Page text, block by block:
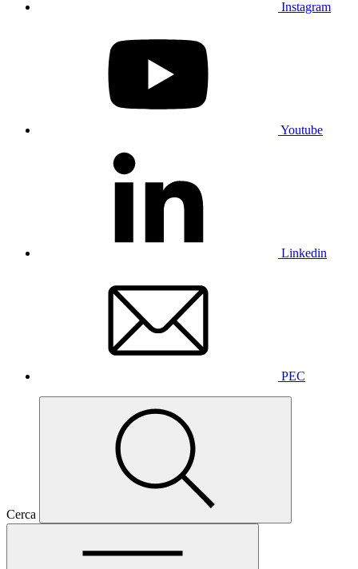
Instagram
Youtube
Linkedin
PEC
Cerca